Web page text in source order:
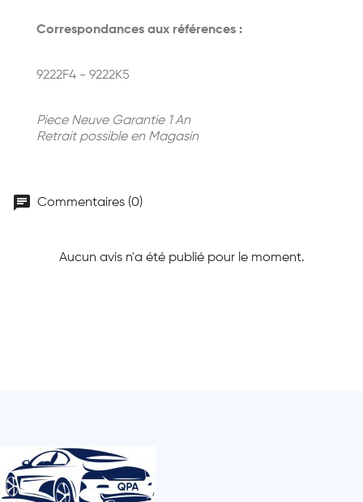
Correspondances aux références :
9222F4 - 9222K5
Piece Neuve Garantie 1 An
Retrait possible en Magasin
chat Commentaires (0)
Aucun avis n'a été publié pour le moment.